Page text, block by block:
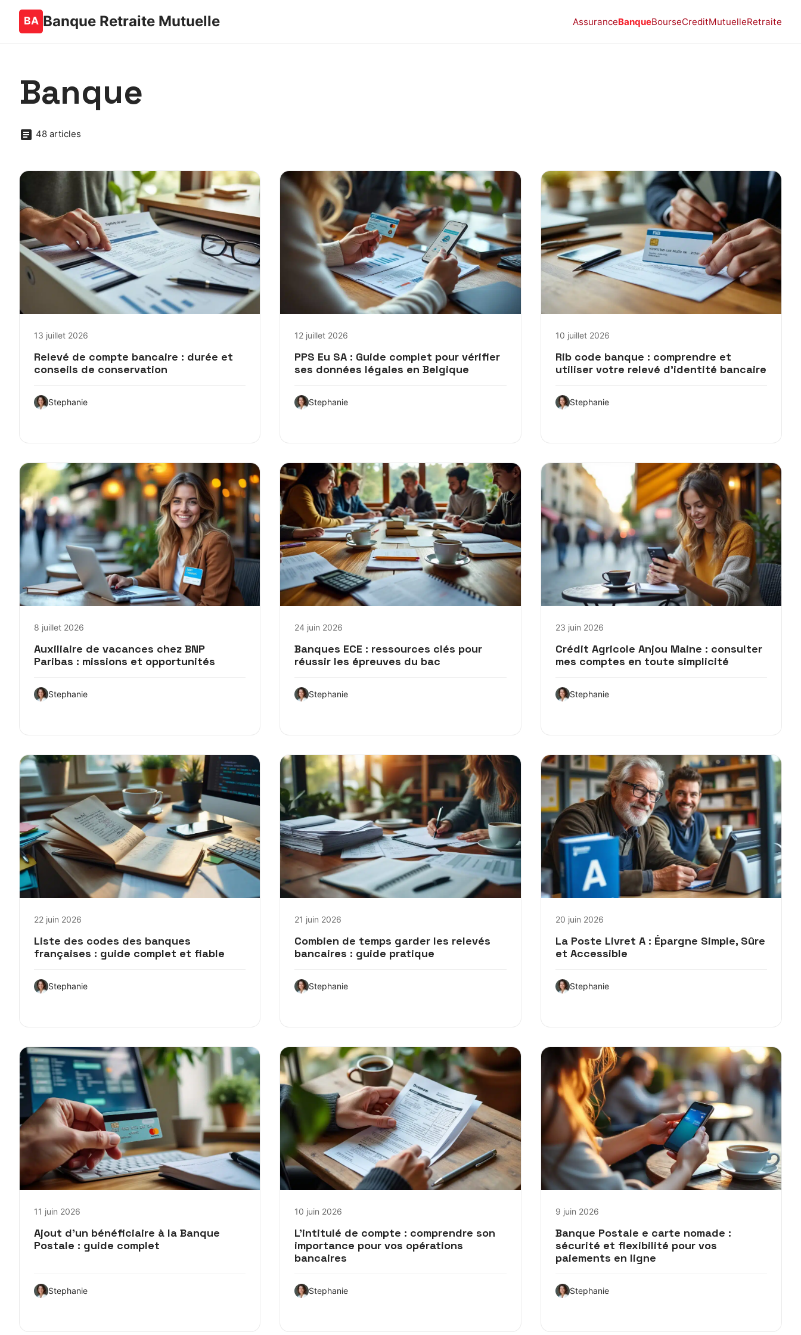
Banque Retraite Mutuelle AssuranceBanqueBourseCreditMutuelleRetraite
Banque
48 articles
13 juillet 2026
Relevé de compte bancaire : durée et
conseils de conservation
Stephanie
12 juillet 2026
PPS Eu SA : Guide complet pour vérifier
ses données légales en Belgique
Stephanie
10 juillet 2026
Rib code banque : comprendre et
utiliser votre relevé d’identité bancaire
Stephanie
8 juillet 2026
Auxiliaire de vacances chez BNP
Paribas : missions et opportunités
Stephanie
24 juin 2026
Banques ECE : ressources clés pour
réussir les épreuves du bac
Stephanie
23 juin 2026
Crédit Agricole Anjou Maine : consulter
mes comptes en toute simplicité
Stephanie
22 juin 2026
Liste des codes des banques
françaises : guide complet et fiable
Stephanie
21 juin 2026
Combien de temps garder les relevés
bancaires : guide pratique
Stephanie
20 juin 2026
La Poste Livret A : Épargne Simple, Sûre
et Accessible
Stephanie
11 juin 2026
Ajout d’un bénéficiaire à la Banque
Postale : guide complet
Stephanie
10 juin 2026
L’intitulé de compte : comprendre son
importance pour vos opérations
bancaires
Stephanie
9 juin 2026
Banque Postale e carte nomade :
sécurité et flexibilité pour vos
paiements en ligne
Stephanie